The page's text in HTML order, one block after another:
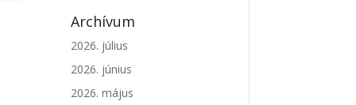
Archívum
2026. július
2026. június
2026. május